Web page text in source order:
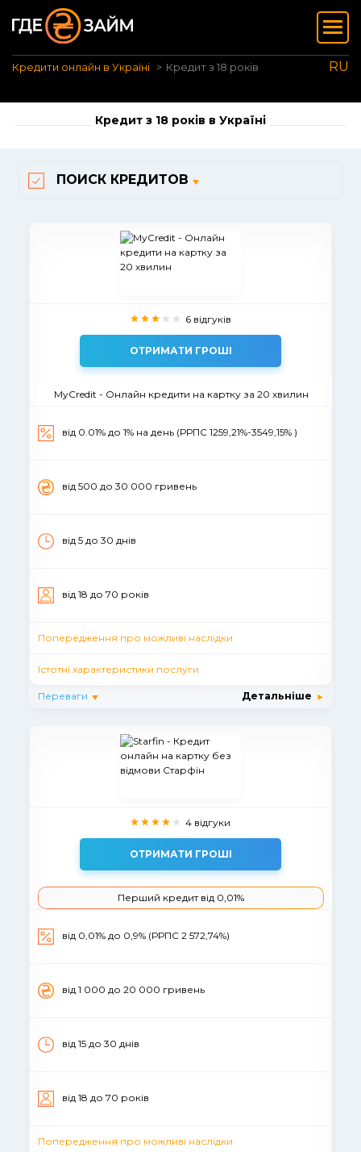
Кредити онлайн в Україні Кредит з 18 років RU
Кредит з 18 років в Україні
ПОИСК КРЕДИТОВ
6 відгуків
ОТРИМАТИ ГРОШІ
MyCredit - Онлайн кредити на картку за 20 хвилин
від 0.01% до 1% на день (РРПС 1259,21%-3549,15% )
вiд 500 до 30 000 гривень
від 5 до 30 днiв
вiд 18 до 70 рокiв
Попередження про можливі наслідки
Істотні характеристики послуги
Переваги Детальніше
4 відгуки
ОТРИМАТИ ГРОШІ
Перший кредит від 0,01%
вiд 0,01% до 0,9% (РРПС 2 572,74%)
вiд 1 000 до 20 000 гривень
від 15 до 30 днів
вiд 18 до 70 рокiв
Попередження про можливі наслідки